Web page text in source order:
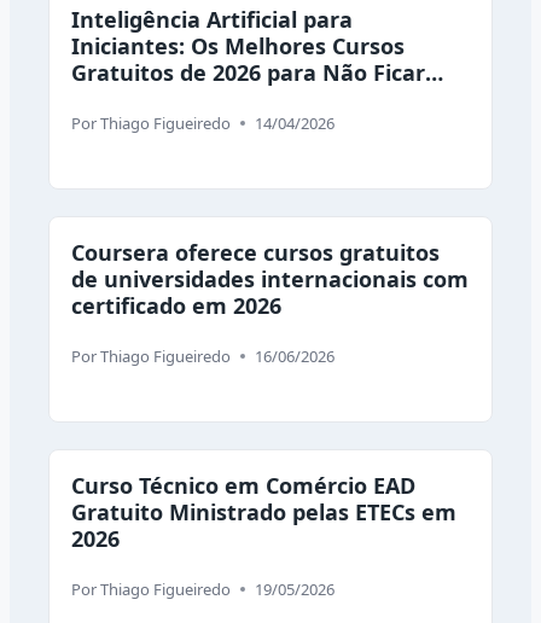
Inteligência Artificial para
Iniciantes: Os Melhores Cursos
Gratuitos de 2026 para Não Ficar
PorThiago Figueiredo 14/04/2026
Coursera oferece cursos gratuitos
de universidades internacionais com
certificado em 2026
PorThiago Figueiredo 16/06/2026
Curso Técnico em Comércio EAD
Gratuito Ministrado pelas ETECs em
2026
PorThiago Figueiredo 19/05/2026